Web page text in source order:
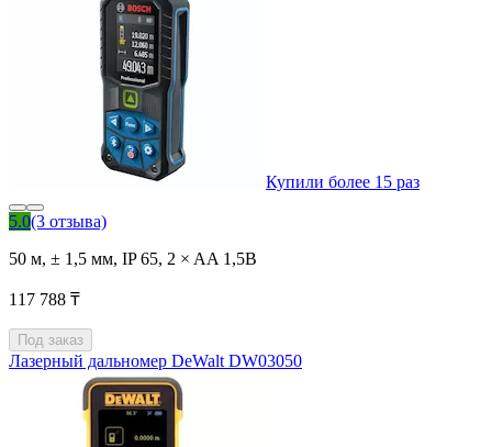
Купили более 15 раз
5.0(3 отзыва)
50 м, ± 1,5 мм, IP 65, 2 × AA 1,5В
117 788 ₸
Под заказ
Лазерный дальномер DeWalt DW03050